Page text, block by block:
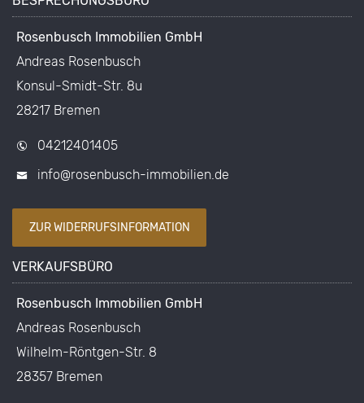
Rosenbusch Immobilien GmbH
Andreas Rosenbusch
Konsul-Smidt-Str. 8u
28217 Bremen
04212401405
info@rosenbusch-immobilien.de
ZUR WIDERRUFSINFORMATION
VERKAUFSBÜRO
Rosenbusch Immobilien GmbH
Andreas Rosenbusch
Wilhelm-Röntgen-Str. 8
28357 Bremen